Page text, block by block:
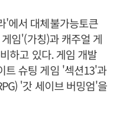
'에서 대체불가능토큰
임'(가칭)과 캐주얼 게
하고 있다. 게임 개발
트 슈팅 게임 '섹션13'과
'갓 세이브 버밍엄'을